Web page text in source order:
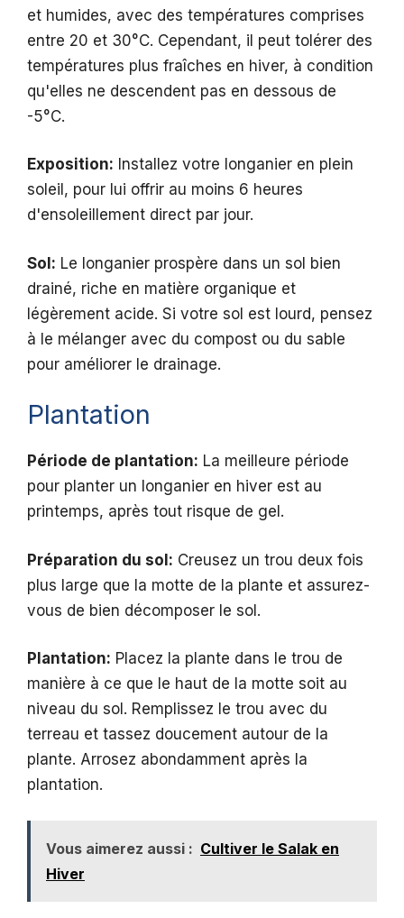
et humides, avec des températures comprises
entre 20 et 30°C. Cependant, il peut tolérer des
températures plus fraîches en hiver, à condition
qu'elles ne descendent pas en dessous de
-5°C.
Exposition: Installez votre longanier en plein
soleil, pour lui offrir au moins 6 heures
d'ensoleillement direct par jour.
Sol: Le longanier prospère dans un sol bien
drainé, riche en matière organique et
légèrement acide. Si votre sol est lourd, pensez
à le mélanger avec du compost ou du sable
pour améliorer le drainage.
Plantation
Période de plantation: La meilleure période
pour planter un longanier en hiver est au
printemps, après tout risque de gel.
Préparation du sol: Creusez un trou deux fois
plus large que la motte de la plante et assurez-
vous de bien décomposer le sol.
Plantation: Placez la plante dans le trou de
manière à ce que le haut de la motte soit au
niveau du sol. Remplissez le trou avec du
terreau et tassez doucement autour de la
plante. Arrosez abondamment après la
plantation.
Vous aimerez aussi : Cultiver le Salak en
Hiver